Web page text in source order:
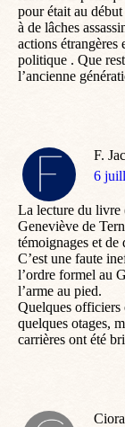
pour était au
à de lâches
actions étrangères
politique . Que
l’ancienne
F.
dit
6
La lecture du livre
Geneviève de
témoignages et de
C’est une faute
l’ordre formel au
l’arme au pied.
Quelques officiers
quelques otages,
carrières ont été